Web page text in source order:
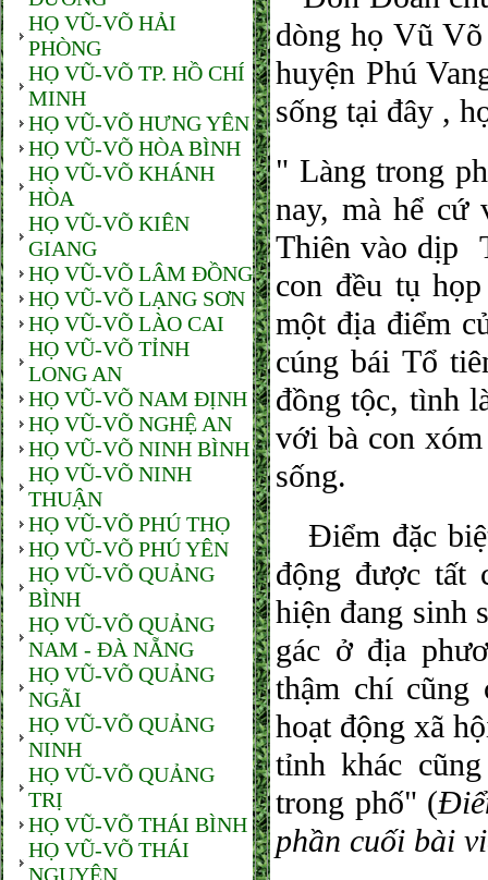
HỌ VŨ-VÕ HẢI
PHÒNG
HỌ VŨ-VÕ TP. HỒ CHÍ
MINH
HỌ VŨ-VÕ HƯNG YÊN
HỌ VŨ-VÕ HÒA BÌNH
HỌ VŨ-VÕ KHÁNH
HÒA
HỌ VŨ-VÕ KIÊN
GIANG
HỌ VŨ-VÕ LÂM ĐỒNG
HỌ VŨ-VÕ LẠNG SƠN
HỌ VŨ-VÕ LÀO CAI
HỌ VŨ-VÕ TỈNH
LONG AN
HỌ VŨ-VÕ NAM ĐỊNH
HỌ VŨ-VÕ NGHỆ AN
HỌ VŨ-VÕ NINH BÌNH
HỌ VŨ-VÕ NINH
THUẬN
HỌ VŨ-VÕ PHÚ THỌ
HỌ VŨ-VÕ PHÚ YÊN
HỌ VŨ-VÕ QUẢNG
BÌNH
HỌ VŨ-VÕ QUẢNG
NAM - ĐÀ NẴNG
HỌ VŨ-VÕ QUẢNG
NGÃI
HỌ VŨ-VÕ QUẢNG
NINH
HỌ VŨ-VÕ QUẢNG
TRỊ
HỌ VŨ-VÕ THÁI BÌNH
HỌ VŨ-VÕ THÁI
NGUYÊN
dòng họ Vũ
huyện Phú
sống tại đây
" Làng trong
nay, mà hể cứ
Thiên vào dịp
con đều tụ
một địa điểm
cúng bái Tổ
đồng tộc, tình
với bà con
sống.
Điểm đặc
động được tất
hiện đang sinh
gác ở địa
thậm chí
hoạt động xã
tỉnh khác
trong phố" (
phần cuối bài